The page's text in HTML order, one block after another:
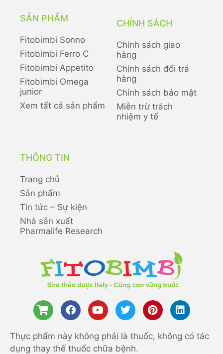
SẢN PHẨM
Fitobimbi Sonno
Fitobimbi Ferro C
Fitobimbi Appetito
Fitobimbi Omega
junior
Xem tất cả sản phẩm
CHÍNH SÁCH
Chính sách giao
hàng
Chính sách đổi trả
hàng
Chính sách bảo mật
Miễn trừ trách
nhiệm y tế
THÔNG TIN
Trang chủ
Sản phẩm
Tin tức – Sự kiện
Nhà sản xuất
Pharmalife Research
Thực phẩm này không phải là thuốc, không có tác
dụng thay thế thuốc chữa bệnh.